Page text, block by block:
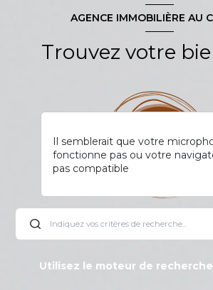
AGENCE IMMOBILIÈRE AU
Trouvez votre
Il semblerait que votre
fonctionne pas ou votre
pas compatible
Utilisez le moteur de